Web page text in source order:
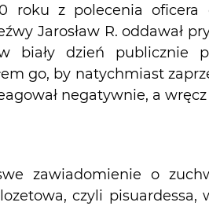
roku z polecenia oficera
Jarosław R. oddawał
biały dzień publicznie
go, by natychmiast
negatywnie, a
zawiadomienie o
czyli pisuardessa,